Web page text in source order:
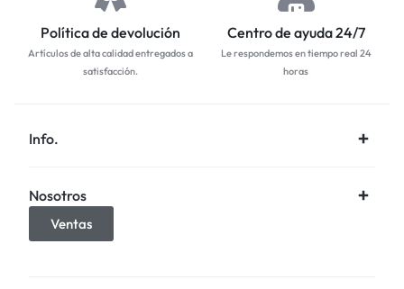
Política de devolución
Artículos de alta calidad entregados a
satisfacción.
Centro de ayuda 24/7
Le respondemos en tiempo real 24
horas
Info.
Nosotros
Ventas